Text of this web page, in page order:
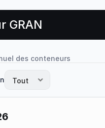
GRAN
des conteneurs